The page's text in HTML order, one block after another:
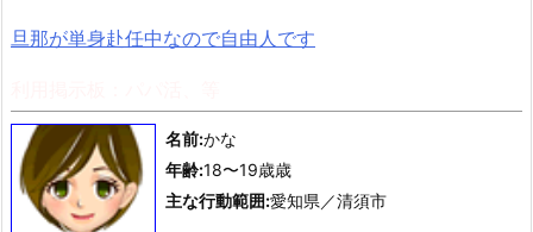
旦那が単身赴任中なので自由人です
名前:かな
年齢:18〜19歳歳
主な行動範囲:愛知県／清須市